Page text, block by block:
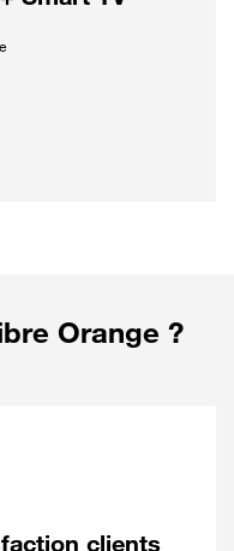
Orange ?
clients